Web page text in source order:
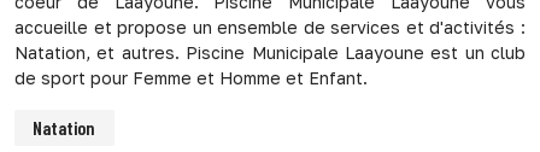
accueille et propose un ensemble de services et d'activités :
Natation, et autres. Piscine Municipale Laayoune est un club
de sport pour Femme et Homme et Enfant.
Natation